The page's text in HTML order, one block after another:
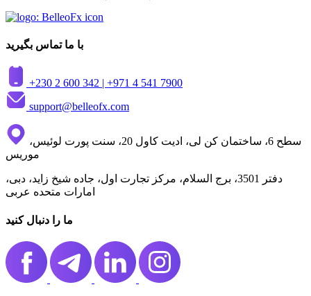
با ما تماس بگیرید
+230 2 600 342 | +971 4 541 7900
support@belleofx.com
موریس
دفتر 3501، برج السلام، مرکز تجارت اول، جاده شیخ زاید، دبی،
امارات متحده عربی
ما را دنبال کنید